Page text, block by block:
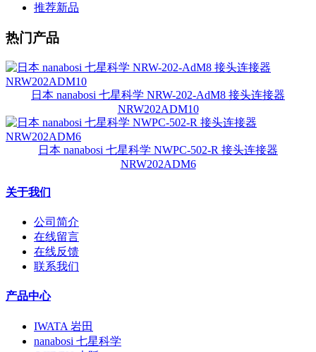
推荐新品
热门产品
日本 nanabosi 七星科学 NRW-202-AdM8 接头连接器
NRW202ADM10
日本 nanabosi 七星科学 NWPC-502-R 接头连接器
NRW202ADM6
关于我们
公司简介
在线留言
在线反馈
联系我们
产品中心
IWATA 岩田
nanabosi 七星科学